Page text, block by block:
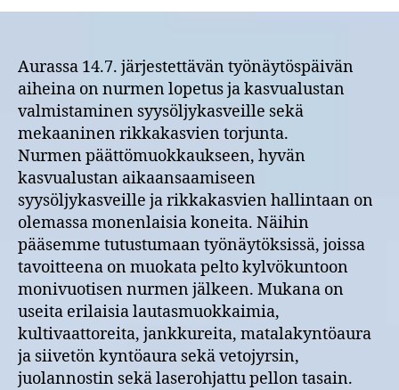
rikkominen
syysöljykasveille
OSMO-
hankkeen
pellonpiennarpäivä
to
14.7.2016
Aurassa 14.7. järjestettävän työnäytöspäivän
aiheina on nurmen lopetus ja kasvualustan
valmistaminen syysöljykasveille sekä
mekaaninen rikkakasvien torjunta.
Nurmen päättömuokkaukseen, hyvän
kasvualustan aikaansaamiseen
syysöljykasveille ja rikkakasvien hallintaan on
olemassa monenlaisia koneita. Näihin
pääsemme tutustumaan työnäytöksissä, joissa
tavoitteena on muokata pelto kylvökuntoon
monivuotisen nurmen jälkeen. Mukana on
useita erilaisia lautasmuokkaimia,
kultivaattoreita, jankkureita, matalakyntöaura
ja siivetön kyntöaura sekä vetojyrsin,
juolannostin sekä laserohjattu pellon tasain.